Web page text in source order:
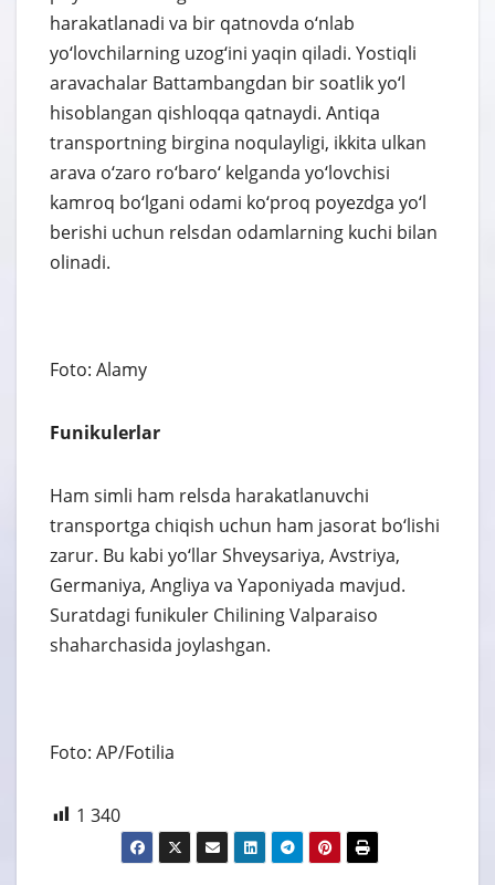
harakatlanadi va bir qatnovda o‘nlab
yo‘lovchilarning uzog‘ini yaqin qiladi. Yostiqli
aravachalar Battambangdan bir soatlik yo‘l
hisoblangan qishloqqa qatnaydi. Antiqa
transportning birgina noqulayligi, ikkita ulkan
arava o‘zaro ro‘baro‘ kelganda yo‘lovchisi
kamroq bo‘lgani odami ko‘proq poyezdga yo‘l
berishi uchun relsdan odamlarning kuchi bilan
olinadi.
Foto: Alamy
Funikulerlar
Ham simli ham relsda harakatlanuvchi
transportga chiqish uchun ham jasorat bo‘lishi
zarur. Bu kabi yo‘llar Shveysariya, Avstriya,
Germaniya, Angliya va Yaponiyada mavjud.
Suratdagi funikuler Chilining Valparaiso
shaharchasida joylashgan.
Foto: AP/Fotilia
1 340